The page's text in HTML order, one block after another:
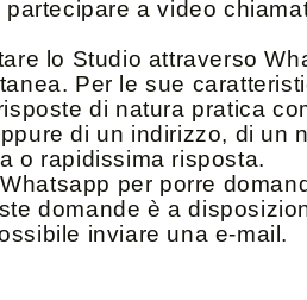
a video
lo Studio attraverso
Per le sue
di natura pratica
di un indirizzo, di un
o rapidissima risposta.
per porre
domande è a
inviare una e-mail.